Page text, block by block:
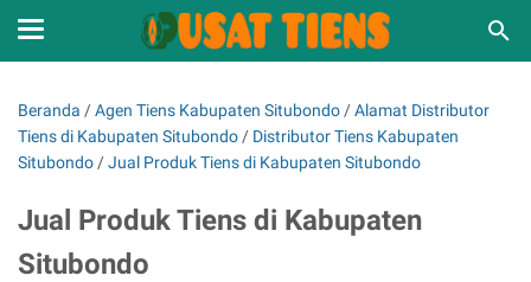
Beranda /Agen Tiens Kabupaten Situbondo /Alamat Distributor
Tiens di Kabupaten Situbondo / Distributor Tiens Kabupaten
Situbondo /Jual Produk Tiens di Kabupaten Situbondo
Jual Produk Tiens di Kabupaten
Situbondo